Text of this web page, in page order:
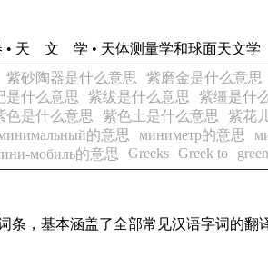
• 天 文 学 • 天体测量学和球面天文学
紫砂陶器是什么意思 紫磨金是什么意思
是什么意思 紫绂是什么意思 紫缰是什
色是什么意思 紫色土是什么意思 紫花
的意思 миниметр的意思
мобиль的意思 Greeks Greek to green
条，基本涵盖了全部常见汉语字词的翻